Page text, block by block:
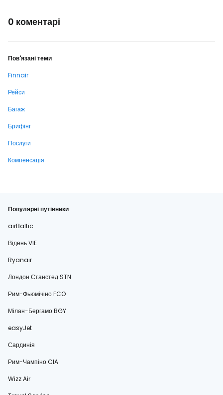
0 коментарі
Пов'язані теми
Finnair
Рейси
Багаж
Брифінг
Послуги
Компенсація
Популярні путівники
airBaltic
Відень VIE
Ryanair
Лондон Станстед STN
Рим-Фьюмічіно FCO
Мілан-Бергамо BGY
easyJet
Сардинія
Рим-Чампіно CIA
Wizz Air